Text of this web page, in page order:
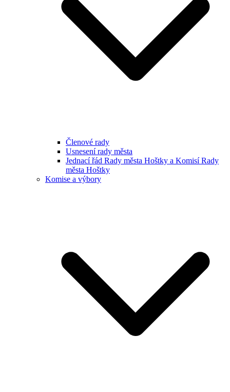
Členové rady
Usnesení rady města
Jednací řád Rady města Hoštky a Komisí Rady
města Hoštky
Komise a výbory